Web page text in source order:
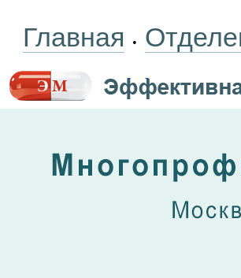
Главная •